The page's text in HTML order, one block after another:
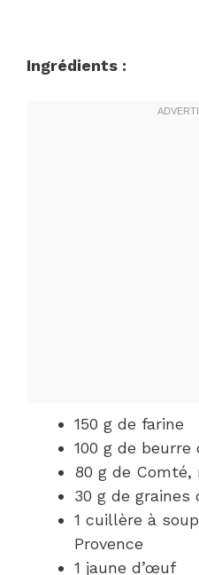
Ingrédients :
150 g de farine
100 g de
80 g de Comté,
30 g de graines
1 cuillère à
Provence
1 jaune d’œuf